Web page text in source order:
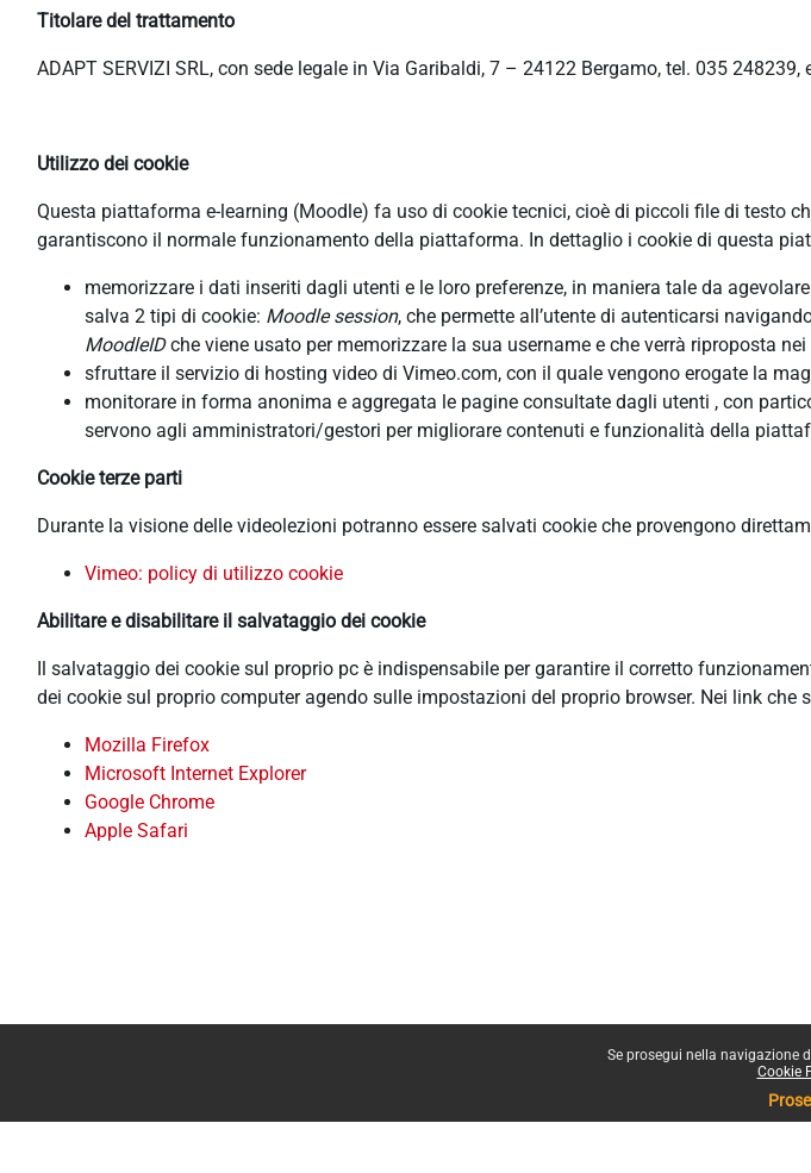
Se prosegui nella navigazione
Cookie
Titolare del trattamento
ADAPT SERVIZI SRL, con sede legale in Via Garibaldi, 7 – 24122 Bergamo, tel. 035 248239,
Utilizzo dei cookie
Questa piattaforma e-learning (Moodle) fa uso di cookie tecnici, cioè di piccoli file di testo
garantiscono il normale funzionamento della piattaforma. In dettaglio i cookie di questa
memorizzare i dati inseriti dagli utenti e le loro preferenze, in maniera tale da
salva 2 tipi di cookie: Moodle session, che permette all’utente di autenticarsi
MoodleIDche viene usato per memorizzare la sua username e che verrà riproposta
sfruttare il servizio di hosting video di Vimeo.com, con il quale vengono erogate la
monitorare in forma anonima e aggregata le pagine consultate dagli utenti , con
servono agli amministratori/gestori per migliorare contenuti e funzionalità della
Cookie terze parti
Durante la visione delle videolezioni potranno essere salvati cookie che provengono
Vimeo: policy di utilizzo cookie
Abilitare e disabilitare il salvataggio dei cookie
Il salvataggio dei cookie sul proprio pc è indispensabile per garantire il corretto
dei cookie sul proprio computer agendo sulle impostazioni del proprio browser. Nei link
Mozilla Firefox
Microsoft Internet Explorer
Google Chrome
Apple Safari